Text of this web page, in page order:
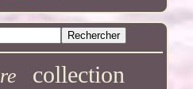
collection